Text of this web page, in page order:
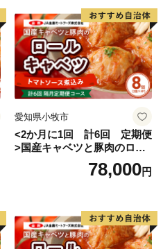
愛知県小牧市
<2か月に1回 計6回 定期便
>国産キャベツと豚肉のロー
ルキャベツ（4P入り）
78,000円